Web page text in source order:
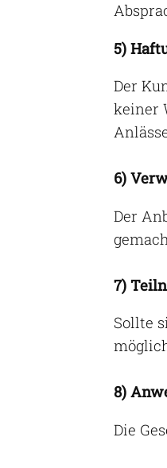
5)
Der
keiner
6)
Der
7)
Sollte
8)
Die